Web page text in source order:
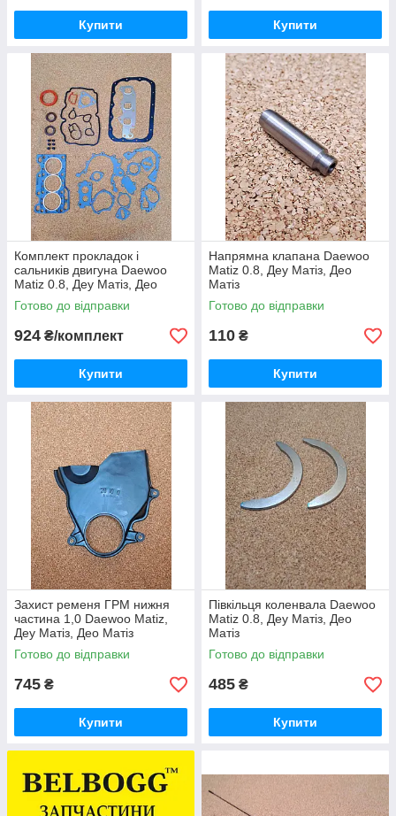
Купити Купити
Комплект прокладок і
сальників двигуна Daewoo
Matiz 0.8, Деу Матіз, Део
Матіз
Готово до відправки
924 ₴/комплект
Купити
Напрямна клапана Daewoo
Matiz 0.8, Деу Матіз, Део
Матіз
Готово до відправки
110 ₴
Купити
Захист ременя ГРМ нижня
частина 1,0 Daewoo Matiz,
Деу Матіз, Део Матіз
Готово до відправки
745 ₴
Купити
Півкільця коленвала Daewoo
Matiz 0.8, Деу Матіз, Део
Матіз
Готово до відправки
485 ₴
Купити